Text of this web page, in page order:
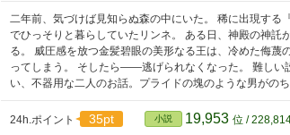
二年前、気づけば見知らぬ森の中にいた。 稀に出現す
でひっそりと暮らしていたリンネ。 ある日、神殿の神
る。 威圧感を放つ金髪碧眼の美形なる王は、冷めた侮
ってしまう。 そしたら――逃げられなくなった。 難しい
い、不器用な二人のお話。プライドの塊のような男がのち
24h.ポイント 35pt 小説 19,953 位 /